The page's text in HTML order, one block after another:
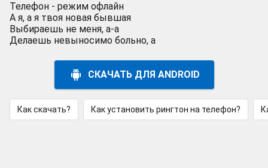
Телефон - режим офлайн
А я, а я твоя новая бывшая
Выбираешь не меня, а-а
Делаешь невыносимо больно, а
СКАЧАТЬ ДЛЯ ANDROID
Как скачать? Как установить рингтон на телефон?